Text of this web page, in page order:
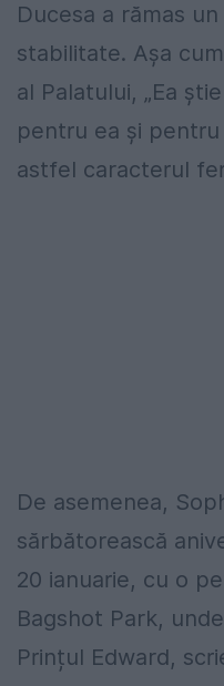
Ducesa a rămas
stabilitate. Așa
al Palatului, „Ea
pentru ea și
astfel caracterul
De asemenea,
sărbătorească
20 ianuarie, cu o
Bagshot Park,
Prințul Edward,